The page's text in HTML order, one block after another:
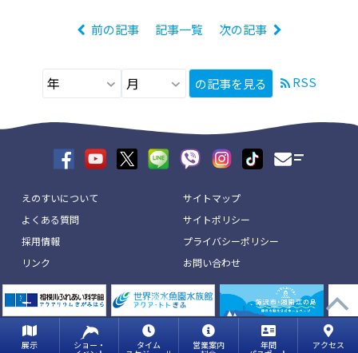
展示 ショー・ タイム 営業案内 年間 アクセス
前の記事 記事一覧 次の記事
の記事を見る RSS
えのすいについて
よくある質問
採用情報
リンク
サイトマップ
サイトポリシー
プライバシーポリシー
お問い合わせ
copyright © ENOSHIMA AQUARIUM All Rights Reserved.